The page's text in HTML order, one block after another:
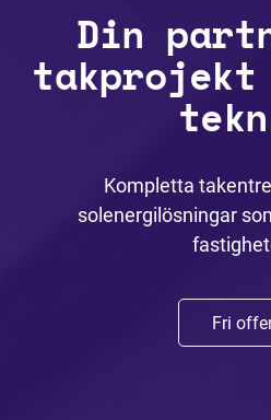
Pressrum
Kontakt
Referenser
Din
takprojekt
Kompletta
solenergilösningar
Fri